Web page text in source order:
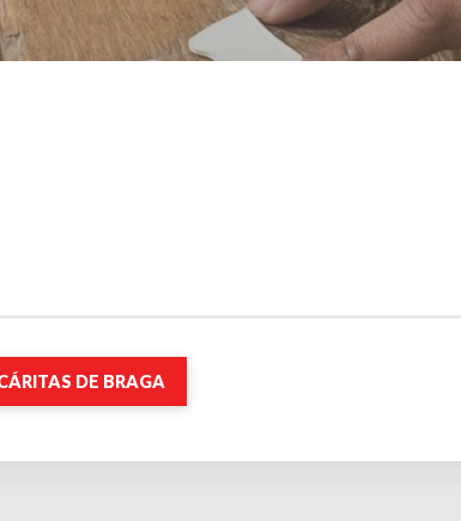
DE BRAGA